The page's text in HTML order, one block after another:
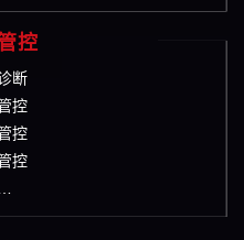
控
断
控
控
控